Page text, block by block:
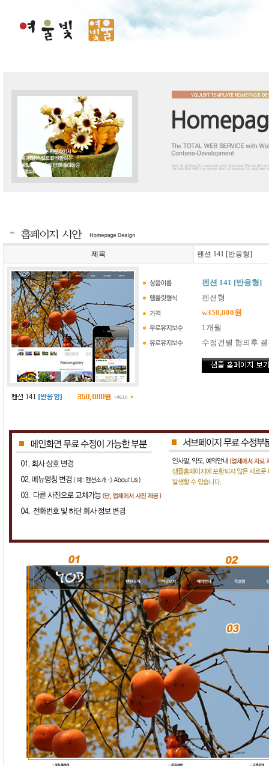
제목 펜션 141 [반응형]
펜션 141 [반응형]
펜션형
w350,000원
1개월
수정건별 협의후